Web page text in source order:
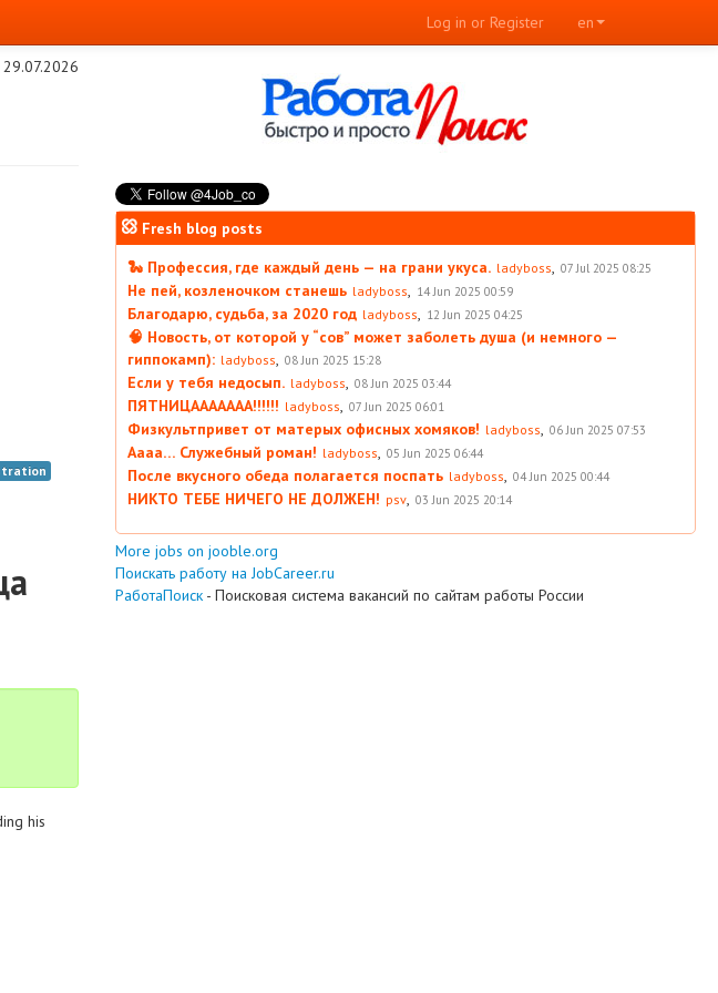
en
Log in or Register
his
Fresh blog posts
🐍 Профессия, где каждый день — на грани укуса. ladyboss, 07 Jul 2025 08:25
Не пей, козленочком станешь ladyboss, 14 Jun 2025 00:59
Благодарю, судьба, за 2020 год ladyboss, 12 Jun 2025 04:25
🧠 Новость, от которой у “сов” может заболеть душа (и немного —
гиппокамп): ladyboss, 08 Jun 2025 15:28
Если у тебя недосып. ladyboss, 08 Jun 2025 03:44
ПЯТНИЦААААААА!!!!!! ladyboss, 07 Jun 2025 06:01
Физкультпривет от матерых офисных хомяков! ladyboss, 06 Jun 2025 07:53
Аааа… Служебный роман! ladyboss, 05 Jun 2025 06:44
После вкусного обеда полагается поспать ladyboss, 04 Jun 2025 00:44
НИКТО ТЕБЕ НИЧЕГО НЕ ДОЛЖЕН! psv, 03 Jun 2025 20:14
More jobs on jooble.org
Поискать работу на JobCareer.ru
РаботаПоиск - Поисковая система вакансий по сайтам работы России